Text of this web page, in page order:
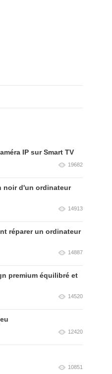
IP sur Smart TV
19682
noir d'un ordinateur
14913
réparer un ordinateur
14887
premium équilibré et
14520
12420
10851